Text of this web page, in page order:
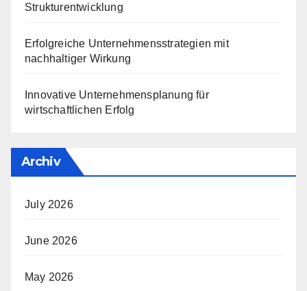
Strukturentwicklung
Erfolgreiche Unternehmensstrategien mit
nachhaltiger Wirkung
Innovative Unternehmensplanung für
wirtschaftlichen Erfolg
Archiv
July 2026
June 2026
May 2026